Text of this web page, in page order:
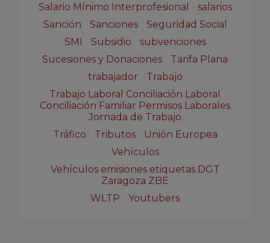
Salario Mínimo Interprofesional
salarios
Sanción
Sanciones
Seguridad Social
SMI
Subsidio
subvenciones
Sucesiones y Donaciones
Tarifa Plana
trabajador
Trabajo
Trabajo Laboral Conciliación Laboral
Conciliación Familiar Permisos Laborales
Jornada de Trabajo
Tráfico
Tributos
Unión Europea
Vehículos
Vehículos emisiones etiquetas DGT
Zaragoza ZBE
WLTP
Youtubers